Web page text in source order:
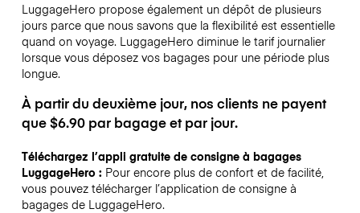
LuggageHero propose également un dépôt de plusieurs
jours parce que nous savons que la flexibilité est essentielle
quand on voyage. LuggageHero diminue le tarif journalier
lorsque vous déposez vos bagages pour une période plus
longue.
À partir du deuxième jour, nos clients ne payent
que $6.90 par bagage et par jour.
Téléchargez l’appli gratuite de consigne à bagages
LuggageHero :Pour encore plus de confort et de facilité,
vous pouvez télécharger l’application de consigne à
bagages de LuggageHero.